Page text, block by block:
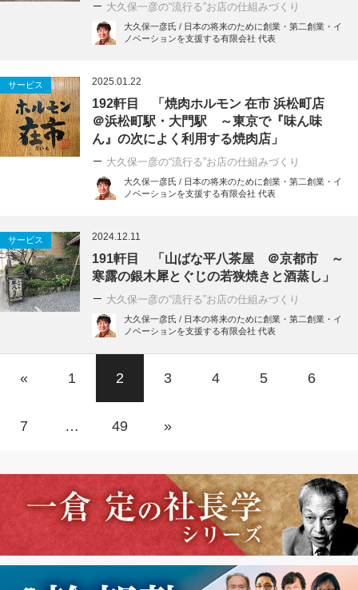
大久保一彦の“流行る”お店の仕組みづくり
大久保一彦氏 / 日本の将来のために創業・第二創業・イ
ノベーションを支援する有限会社 代表
サービス 2025.01.22
192軒目 「焼肉ホルモン 在市 浜松町店
＠浜松町駅・大門駅 ～東京で『味ん味
ん』の次によく利用する焼肉店」
大久保一彦の“流行る”お店の仕組みづくり
大久保一彦氏 / 日本の将来のために創業・第二創業・イ
ノベーションを支援する有限会社 代表
サービス 2024.12.11
191軒目 「山ばな平八茶屋 ＠京都市 ～
寒露の銀木犀とぐじの若狭焼きと酒蒸し」
大久保一彦の“流行る”お店の仕組みづくり
大久保一彦氏 / 日本の将来のために創業・第二創業・イ
ノベーションを支援する有限会社 代表
« 1 2 3 4 5 6
7 … 49 »